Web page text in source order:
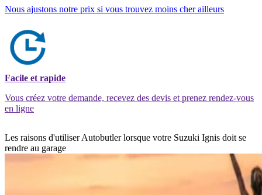
Nous ajustons notre prix si vous trouvez moins cher ailleurs
Facile et rapide
Vous créez votre demande, recevez des devis et prenez rendez-vous
en ligne
Les raisons d'utiliser Autobutler lorsque votre Suzuki Ignis doit se
rendre au garage